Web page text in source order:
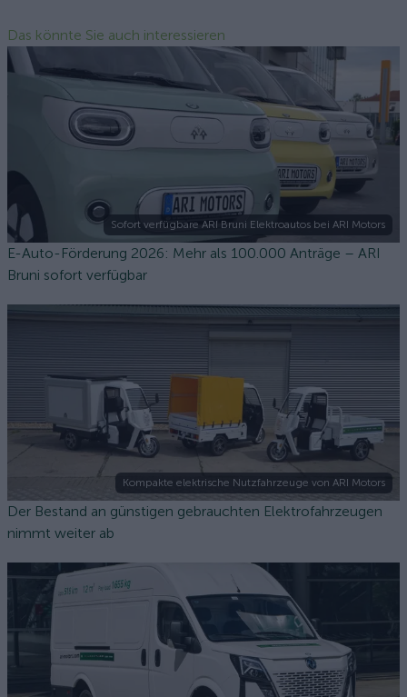
Das könnte Sie auch interessieren
Sofort verfügbare ARI Bruni Elektroautos bei ARI Motors
E-Auto-Förderung 2026: Mehr als 100.000 Anträge – ARI
Bruni sofort verfügbar
Kompakte elektrische Nutzfahrzeuge von ARI Motors
Der Bestand an günstigen gebrauchten Elektrofahrzeugen
nimmt weiter ab